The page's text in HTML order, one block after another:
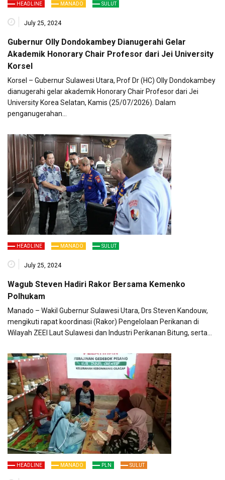
HEADLINE MANADO SULUT
July 25, 2024
Gubernur Olly Dondokambey Dianugerahi Gelar
Akademik Honorary Chair Profesor dari Jei University
Korsel
Korsel – Gubernur Sulawesi Utara, Prof Dr (HC) Olly Dondokambey
dianugerahi gelar akademik Honorary Chair Profesor dari Jei
University Korea Selatan, Kamis (25/07/2026). Dalam
penganugerahan…
HEADLINE MANADO SULUT
July 25, 2024
Wagub Steven Hadiri Rakor Bersama Kemenko
Polhukam
Manado – Wakil Gubernur Sulawesi Utara, Drs Steven Kandouw,
mengikuti rapat koordinasi (Rakor) Pengelolaan Perikanan di
Wilayah ZEEI Laut Sulawesi dan Industri Perikanan Bitung, serta…
HEADLINE MANADO PLN SULUT